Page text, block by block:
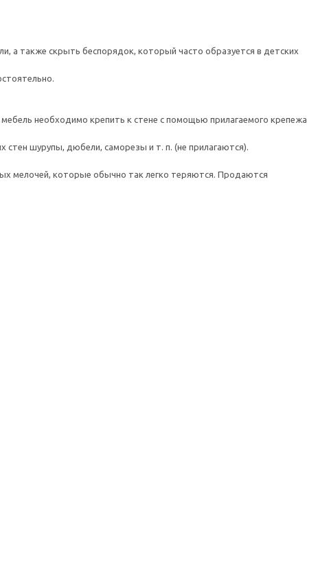
а также скрыть беспорядок, который часто образуется в детских
необходимо крепить к стене с помощью прилагаемого крепежа
шурупы, дюбели, саморезы и т. п. (не прилагаются).
мелочей, которые обычно так легко теряются. Продаются